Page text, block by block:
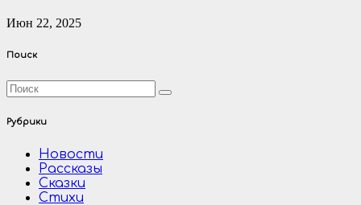
Июн 22, 2025
Поиск
Рубрики
Новости
Рассказы
Сказки
Стихи